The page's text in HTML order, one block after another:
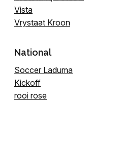
Vista
Vrystaat Kroon
National
Soccer Laduma
Kickoff
rooi rose